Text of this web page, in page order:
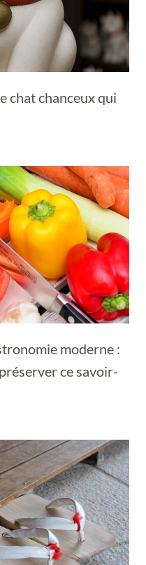
chat chanceux qui
moderne :
ce savoir-